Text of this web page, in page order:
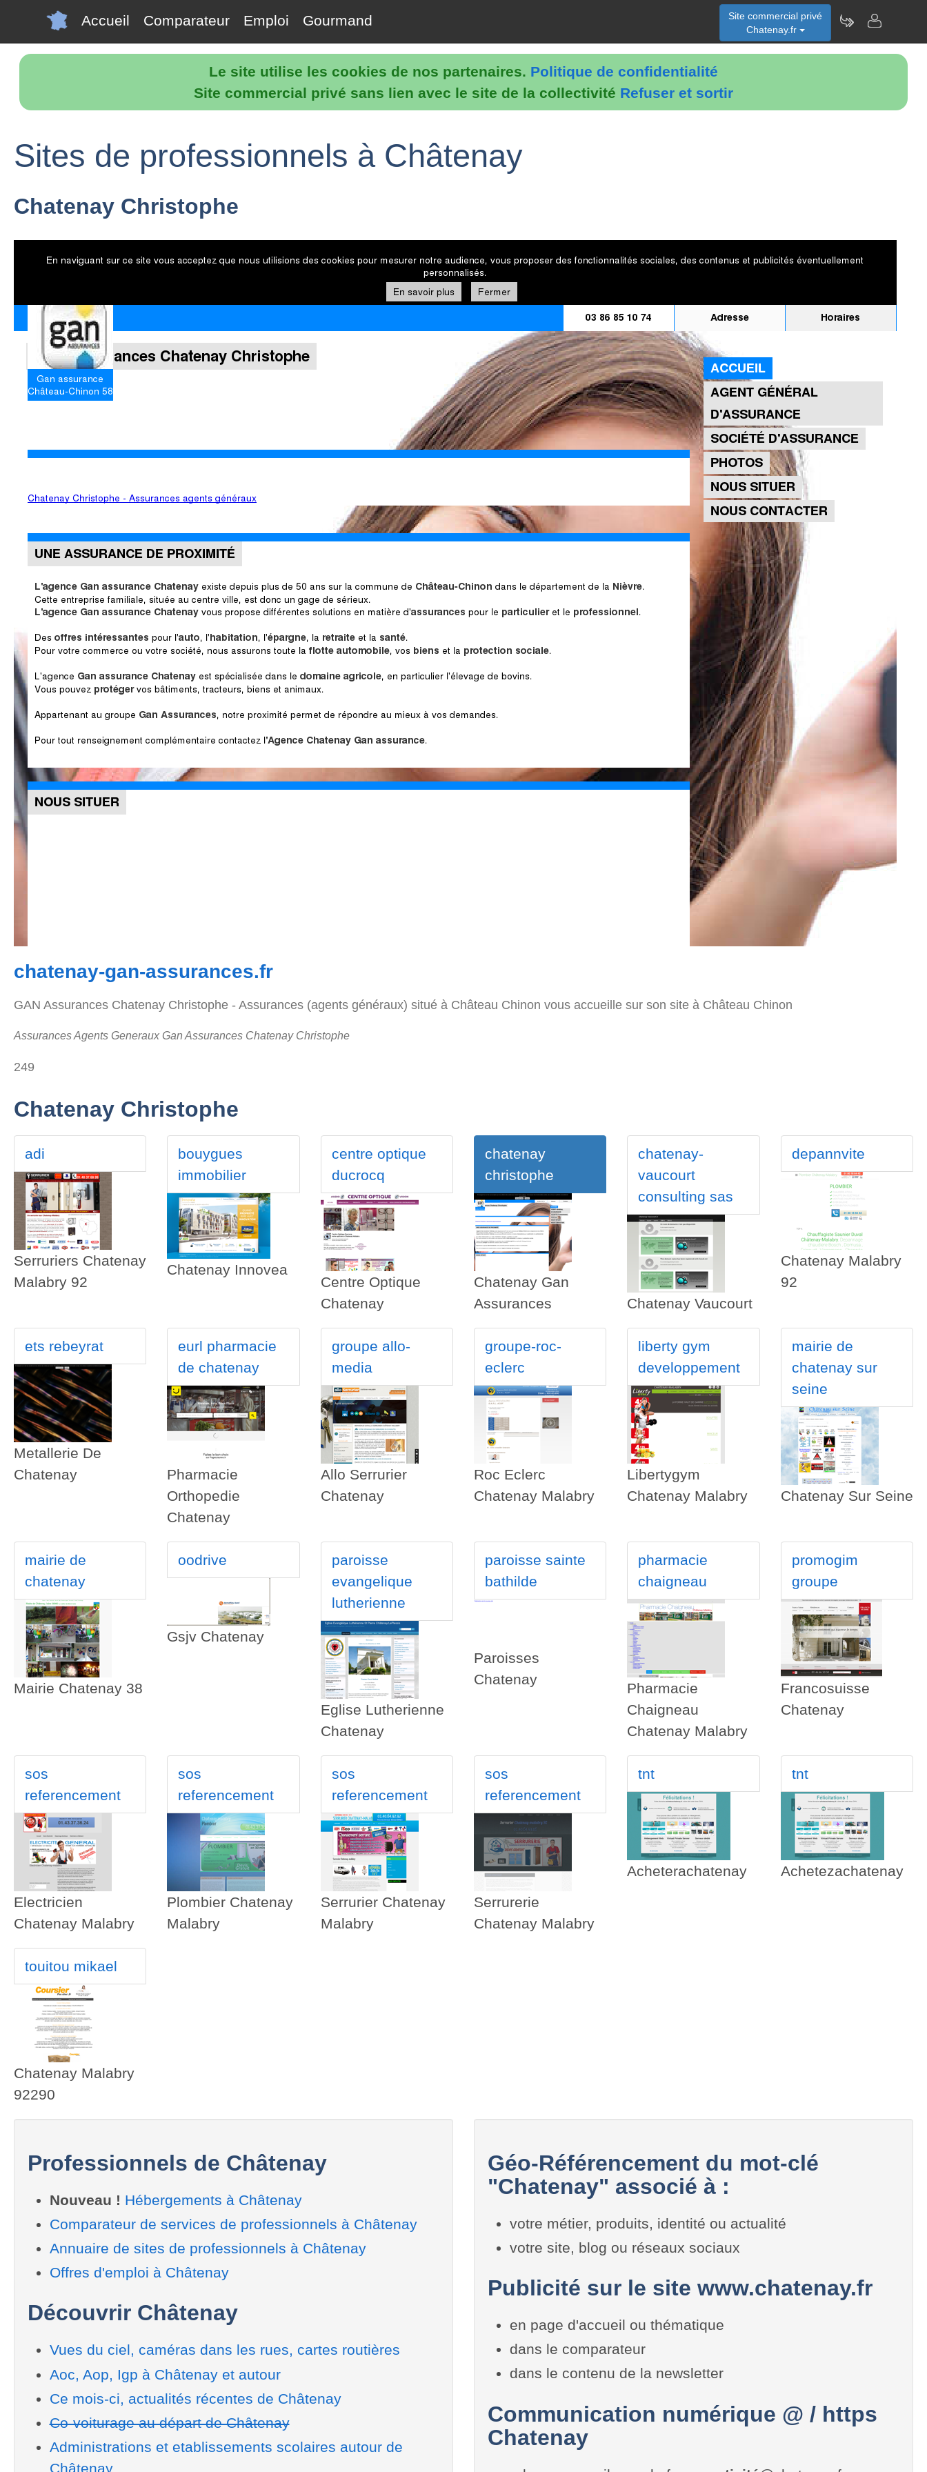
Le site utilise les cookies de nos partenaires. Politique de confidentialité
Site commercial privé sans lien avec le site de la collectivité Refuser et sortir
Accueil Comparateur Emploi Gourmand
Site commercial privé
Chatenay.fr
Sites de professionnels à Châtenay
Chatenay Christophe
chatenay-gan-assurances.fr
GAN Assurances Chatenay Christophe - Assurances (agents généraux) situé à Château Chinon vous accueille sur son site à Château Chinon
Assurances Agents Generaux Gan Assurances Chatenay Christophe
249
Chatenay Christophe
adi
Serruriers Chatenay
Malabry 92
bouygues
immobilier
Chatenay Innovea
centre optique
ducrocq
Centre Optique
Chatenay
chatenay
christophe
Chatenay Gan
Assurances
chatenay-
vaucourt
consulting sas
Chatenay Vaucourt
depannvite
Chatenay Malabry
92
ets rebeyrat
Metallerie De
Chatenay
eurl pharmacie
de chatenay
Pharmacie
Orthopedie
Chatenay
groupe allo-
media
Allo Serrurier
Chatenay
groupe-roc-
eclerc
Roc Eclerc
Chatenay Malabry
liberty gym
developpement
Libertygym
Chatenay Malabry
mairie de
chatenay sur
seine
Chatenay Sur Seine
mairie de
chatenay
Mairie Chatenay 38
oodrive
Gsjv Chatenay
paroisse
evangelique
lutherienne
Eglise Lutherienne
Chatenay
paroisse sainte
bathilde
Paroisses
Chatenay
pharmacie
chaigneau
Pharmacie
Chaigneau
Chatenay Malabry
promogim
groupe
Francosuisse
Chatenay
sos
referencement
Electricien
Chatenay Malabry
sos
referencement
Plombier Chatenay
Malabry
sos
referencement
Serrurier Chatenay
Malabry
sos
referencement
Serrurerie
Chatenay Malabry
tnt
Acheterachatenay
tnt
Achetezachatenay
touitou mikael
Chatenay Malabry
92290
Professionnels de Châtenay
Nouveau ! Hébergements à Châtenay
Comparateur de services de professionnels à Châtenay
Annuaire de sites de professionnels à Châtenay
Offres d'emploi à Châtenay
Découvrir Châtenay
Vues du ciel, caméras dans les rues, cartes routières
Aoc, Aop, Igp à Châtenay et autour
Ce mois-ci, actualités récentes de Châtenay
Co-voiturage au départ de Châtenay
Administrations et etablissements scolaires autour de
Châtenay
Géo-Référencement du mot-clé
"Chatenay" associé à :
votre métier, produits, identité ou actualité
votre site, blog ou réseaux sociaux
Publicité sur le site www.chatenay.fr
en page d'accueil ou thématique
dans le comparateur
dans le contenu de la newsletter
Communication numérique @ / https
Chatenay